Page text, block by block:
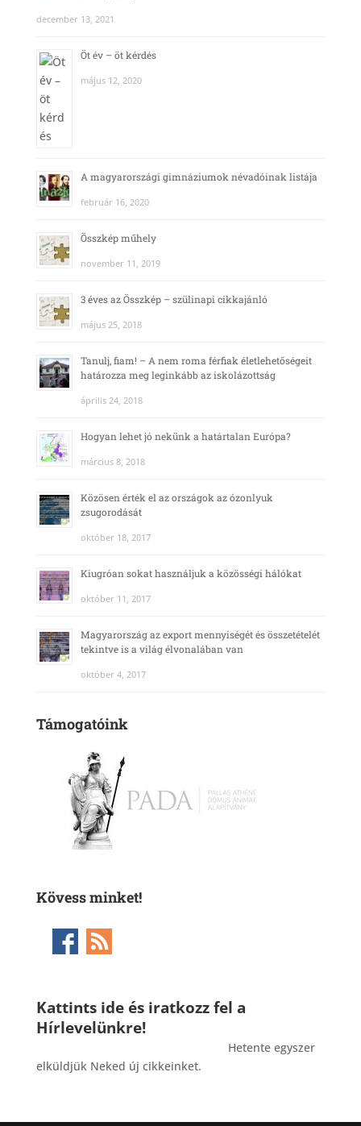
december 13, 2021
Öt év – öt kérdés
május 12, 2020
A magyarországi gimnáziumok névadóinak listája
február 16, 2020
Összkép műhely
november 11, 2019
3 éves az Összkép – szülinapi cikkajánló
május 25, 2018
Tanulj, fiam! – A nem roma férfiak életlehetőségeit
határozza meg leginkább az iskolázottság
április 24, 2018
Hogyan lehet jó nekünk a határtalan Európa?
március 8, 2018
Közösen érték el az országok az ózonlyuk
zsugorodását
október 18, 2017
Kiugróan sokat használjuk a közösségi hálókat
október 11, 2017
Magyarország az export mennyiségét és összetételét
tekintve is a világ élvonalában van
október 4, 2017
Támogatóink
Kövess minket!
Kattints ide és iratkozz fel a
Hírlevelünkre!
Hetente egyszer
elküldjük Neked új cikkeinket.